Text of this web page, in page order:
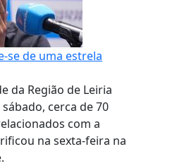
se de uma estrela
da Região de Leiria
cerca de 70
com a
na sexta-feira na